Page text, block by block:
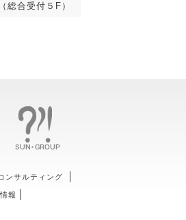
総合受付５F）
ンサルティング
報